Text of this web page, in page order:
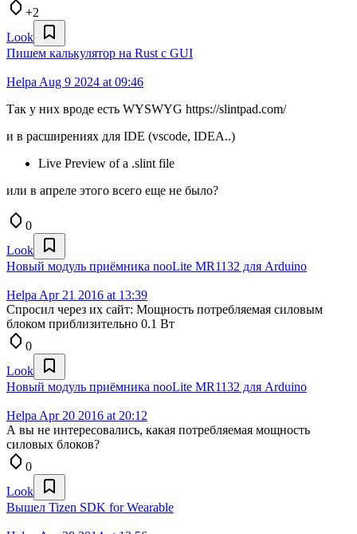
+2
Look
Пишем калькулятор на Rust с GUI
Helpa Aug 9 2024 at 09:46
Так у них вроде есть WYSWYG https://slintpad.com/
и в расширениях для IDE (vscode, IDEA..)
Live Preview of a .slint file
или в апреле этого всего еще не было?
0
Look
Новый модуль приёмника nooLite MR1132 для Arduino
Helpa Apr 21 2016 at 13:39
Спросил через их сайт: Мощность потребляемая силовым
блоком приблизительно 0.1 Вт
0
Look
Новый модуль приёмника nooLite MR1132 для Arduino
Helpa Apr 20 2016 at 20:12
А вы не интересовались, какая потребляемая мощность
силовых блоков?
0
Look
Вышел Tizen SDK for Wearable